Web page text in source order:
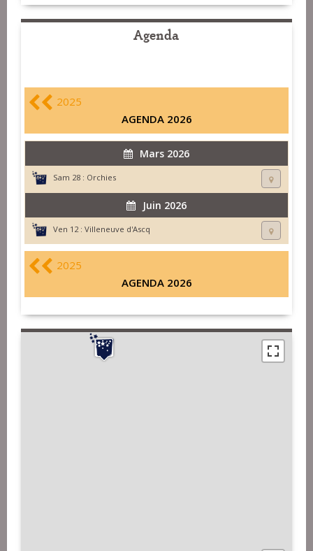
Agenda
2025
AGENDA 2026
Mars 2026
Sam 28 : Orchies
Juin 2026
Ven 12 : Villeneuve d'Ascq
2025
AGENDA 2026